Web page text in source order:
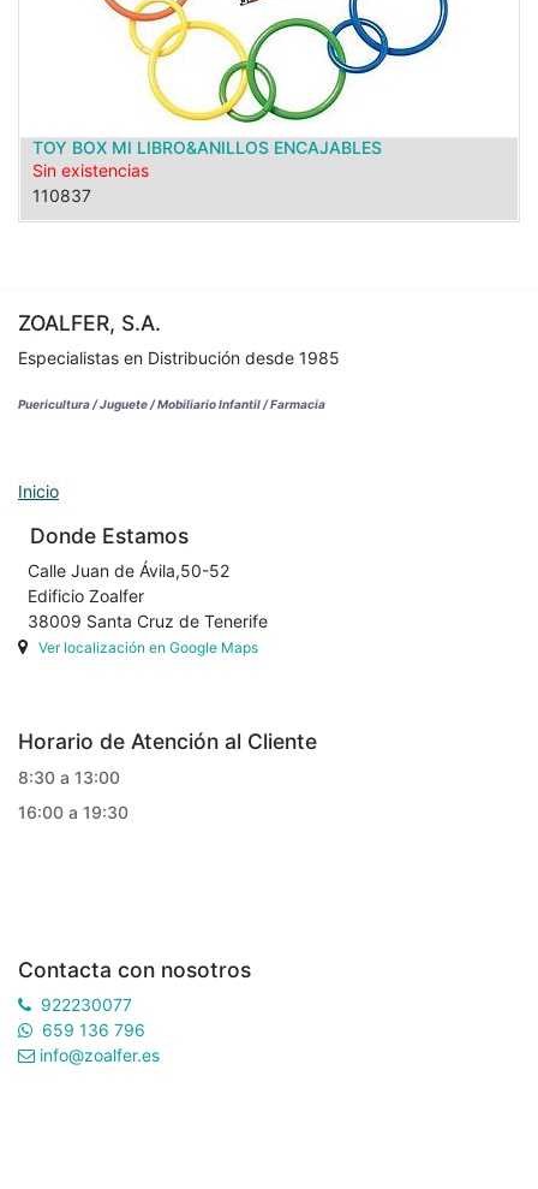
TOY BOX MI LIBRO&ANILLOS ENCAJABLES
Sin existencias
110837
ZOALFER, S.A.
Especialistas en Distribución desde 1985
Puericultura / Juguete / Mobiliario Infantil / Farmacia
Inicio
Donde Estamos
Calle Juan de Ávila,50-52
Edificio Zoalfer
38009 Santa Cruz de Tenerife
Ver localización en Google Maps
Horario de Atención al Cliente
8:30 a 13:00
16:00 a 19:30
Contacta con nosotros
922230077
659 136 796
info@zoalfer.es